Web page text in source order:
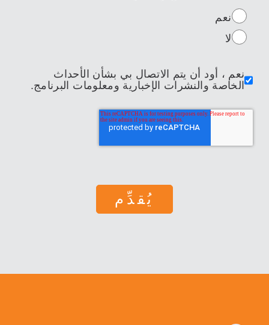
نعم
لا
نعم ، أود أن يتم الاتصال بي بشأن الأحداث
الخاصة والنشرات الإخبارية ومعلومات البرنامج.